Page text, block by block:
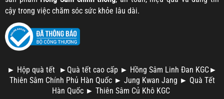
cậy trong việc chăm sóc sức khỏe lâu dài.
► Hộp quà tết ► Quà tết cao cấp ► Hồng Sâm Linh Đan KGC►
Thiên Sâm Chính Phủ Hàn Quốc ► Jung Kwan Jang ► Quà Tết
Hàn Quốc ► Thiên Sâm Củ Khô KGC